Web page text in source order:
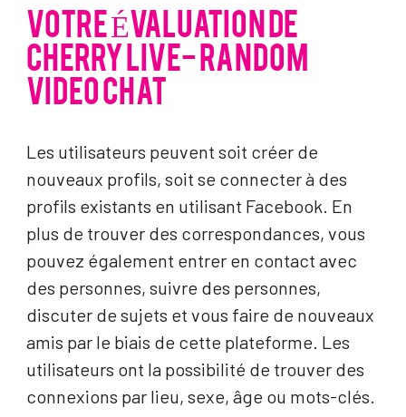
VOTRE ÉVALUATION DE
CHERRY LIVE- RANDOM
VIDEO CHAT
Les utilisateurs peuvent soit créer de
nouveaux profils, soit se connecter à des
profils existants en utilisant Facebook. En
plus de trouver des correspondances, vous
pouvez également entrer en contact avec
des personnes, suivre des personnes,
discuter de sujets et vous faire de nouveaux
amis par le biais de cette plateforme. Les
utilisateurs ont la possibilité de trouver des
connexions par lieu, sexe, âge ou mots-clés.